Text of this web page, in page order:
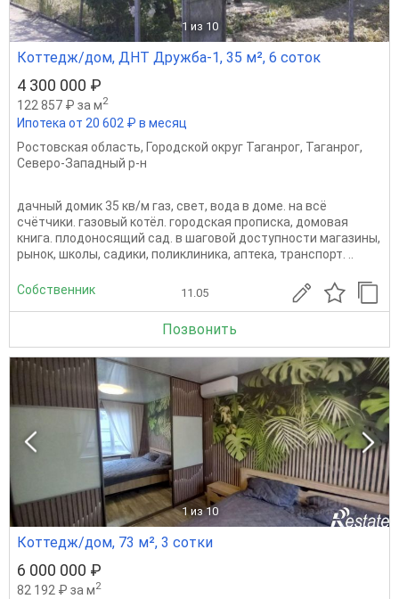
1 из 10
Коттедж/дом, ДНТ Дружба-1, 35 м², 6 соток
4 300 000 ₽
122 857 ₽ за м2
Ипотека от 20 602 ₽ в месяц
Ростовская область, Городской округ Таганрог, Таганрог,
Северо-Западный р-н
дачный домик 35 кв/м газ, свет, вода в доме. на всё
счётчики. газовый котёл. городская прописка, домовая
книга. плодоносящий сад. в шаговой доступности магазины,
рынок, школы, садики, поликлиника, аптека, транспорт. ..
Собственник 11.05
Позвонить
1 из 10
Коттедж/дом, 73 м², 3 сотки
6 000 000 ₽
82 192 ₽ за м2